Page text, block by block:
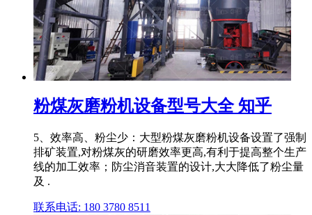
粉煤灰磨粉机设备型号大全 知乎
5、效率高、粉尘少：大型粉煤灰磨粉机设备设置了强制
排矿装置,对粉煤灰的研磨效率更高,有利于提高整个生产
线的加工效率；防尘消音装置的设计,大大降低了粉尘量
及 .
联系电话: 180 3780 8511